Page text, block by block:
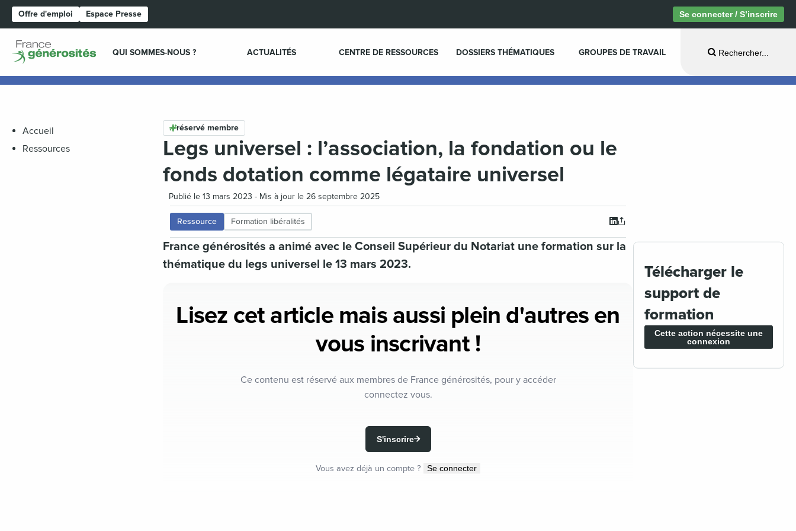
Offre d'emploi Espace Presse Se connecter / S’inscrire
QUI SOMMES-NOUS ? ACTUALITÉS CENTRE DE RESSOURCES DOSSIERS THÉMATIQUES GROUPES DE TRAVAIL Rechercher...
Accueil
Ressources
réservé membre
Legs universel : l’association, la fondation ou le
fonds dotation comme légataire universel
Publié le 13 mars 2023 - Mis à jour le 26 septembre 2025
Ressource Formation libéralités
France générosités a animé avec le Conseil Supérieur du Notariat une formation sur la
thématique du legs universel le 13 mars 2023.
Lisez cet article mais aussi plein d'autres en
vous inscrivant !
Ce contenu est réservé aux membres de France générosités, pour y accéder
connectez vous.
S'inscrire
Vous avez déjà un compte ? Se connecter
Télécharger le
support de
formation
Cette action nécessite une
connexion